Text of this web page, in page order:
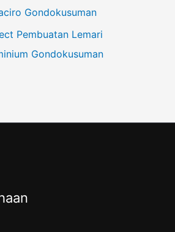
Gondokusuman
Pembuatan Lemari
Gondokusuman